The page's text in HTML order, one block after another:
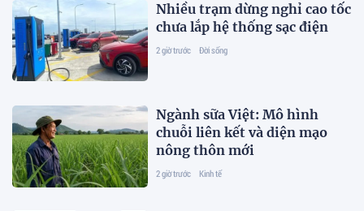
Nhiều trạm dừng nghỉ cao tốc
chưa lắp hệ thống sạc điện
2 giờ trước Đời sống
Ngành sữa Việt: Mô hình
chuỗi liên kết và diện mạo
nông thôn mới
2 giờ trước Kinh tế